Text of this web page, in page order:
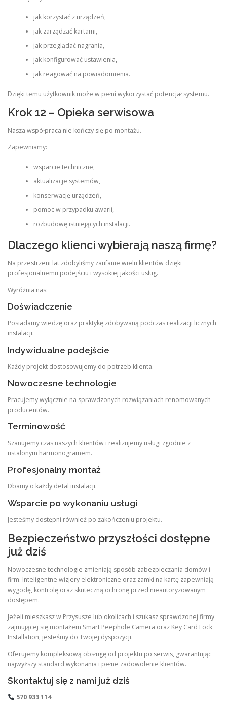
jak korzystać z urządzeń,
jak zarządzać kartami,
jak przeglądać nagrania,
jak konfigurować ustawienia,
jak reagować na powiadomienia.
Dzięki temu użytkownik może w pełni wykorzystać potencjał systemu.
Krok 12 – Opieka serwisowa
Nasza współpraca nie kończy się po montażu.
Zapewniamy:
wsparcie techniczne,
aktualizacje systemów,
konserwację urządzeń,
pomoc w przypadku awarii,
rozbudowę istniejących instalacji.
Dlaczego klienci wybierają naszą firmę?
Na przestrzeni lat zdobyliśmy zaufanie wielu klientów dzięki
profesjonalnemu podejściu i wysokiej jakości usług.
Wyróżnia nas:
Doświadczenie
Posiadamy wiedzę oraz praktykę zdobywaną podczas realizacji licznych
instalacji.
Indywidualne podejście
Każdy projekt dostosowujemy do potrzeb klienta.
Nowoczesne technologie
Pracujemy wyłącznie na sprawdzonych rozwiązaniach renomowanych
producentów.
Terminowość
Szanujemy czas naszych klientów i realizujemy usługi zgodnie z
ustalonym harmonogramem.
Profesjonalny montaż
Dbamy o każdy detal instalacji.
Wsparcie po wykonaniu usługi
Jesteśmy dostępni również po zakończeniu projektu.
Bezpieczeństwo przyszłości dostępne
już dziś
Nowoczesne technologie zmieniają sposób zabezpieczania domów i
firm. Inteligentne wizjery elektroniczne oraz zamki na kartę zapewniają
wygodę, kontrolę oraz skuteczną ochronę przed nieautoryzowanym
dostępem.
Jeżeli mieszkasz w Przysusze lub okolicach i szukasz sprawdzonej firmy
zajmującej się montażem Smart Peephole Camera oraz Key Card Lock
Installation, jesteśmy do Twojej dyspozycji.
Oferujemy kompleksową obsługę od projektu po serwis, gwarantując
najwyższy standard wykonania i pełne zadowolenie klientów.
Skontaktuj się z nami już dziś
570 933 114